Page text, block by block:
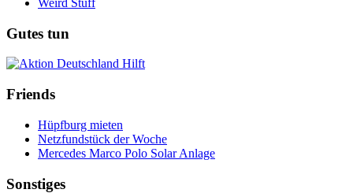
Weird Stuff
Gutes tun
Friends
Hüpfburg mieten
Netzfundstück der Woche
Mercedes Marco Polo Solar Anlage
Sonstiges